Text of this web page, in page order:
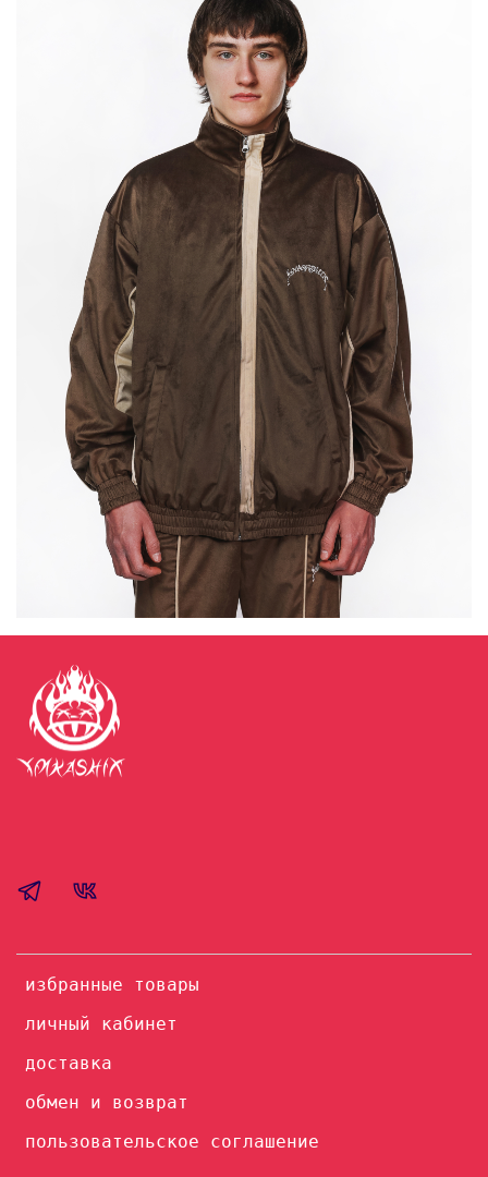
избранные товары
личный кабинет
доставка
обмен и возврат
пользовательское соглашение